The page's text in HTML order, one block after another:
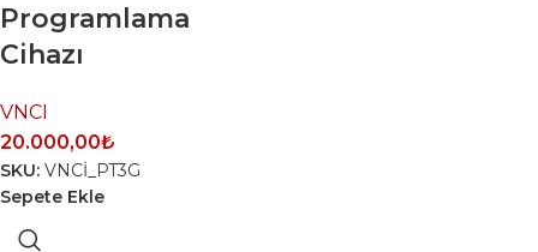
Programlama
Cihazı
VNCI
20.000,00₺
SKU: VNCİ_PT3G
Sepete Ekle